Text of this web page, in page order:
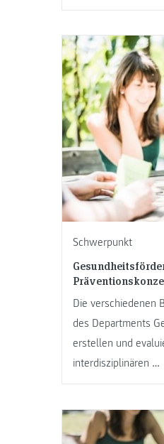
Schwerpunkt
Die verschiedenen
des Departments
erstellen und
interdisziplinären …